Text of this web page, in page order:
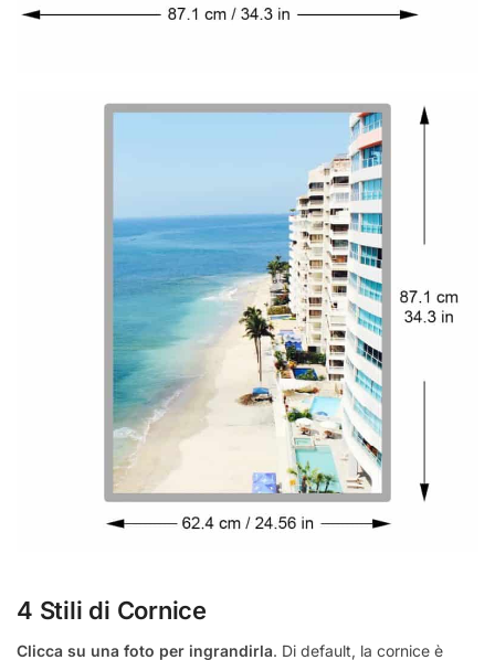
4 Stili di Cornice
Clicca su una foto per ingrandirla. Di default, la cornice è